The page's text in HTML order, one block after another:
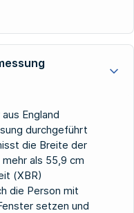
England
durchgeführt
die Breite der
als 55,9 cm
(XBR)
die Person mit
setzen und